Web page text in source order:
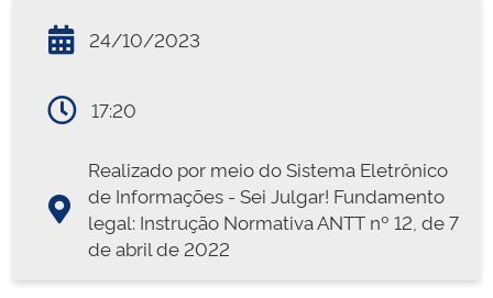
24/10/2023
17:20
Realizado por meio do Sistema Eletrônico
de Informações - Sei Julgar! Fundamento
legal: Instrução Normativa ANTT nº 12, de 7
de abril de 2022